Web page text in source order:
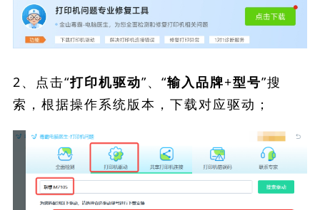
2、点击“打印机驱动”、“输入品牌+型号”搜
索，根据操作系统版本，下载对应驱动；